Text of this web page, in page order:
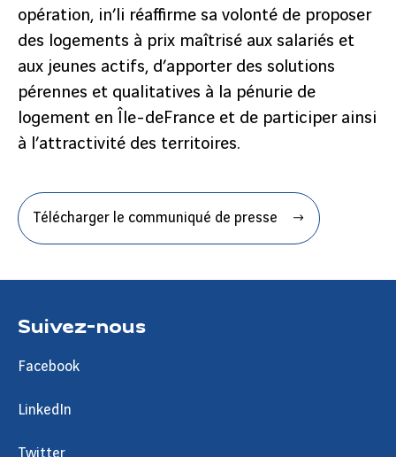
opération, in’li réaffirme sa volonté de proposer
des logements à prix maîtrisé aux salariés et
aux jeunes actifs, d’apporter des solutions
pérennes et qualitatives à la pénurie de
logement en Île-deFrance et de participer ainsi
à l’attractivité des territoires.
Télécharger le communiqué de presse
Suivez-nous
Facebook
LinkedIn
Twitter